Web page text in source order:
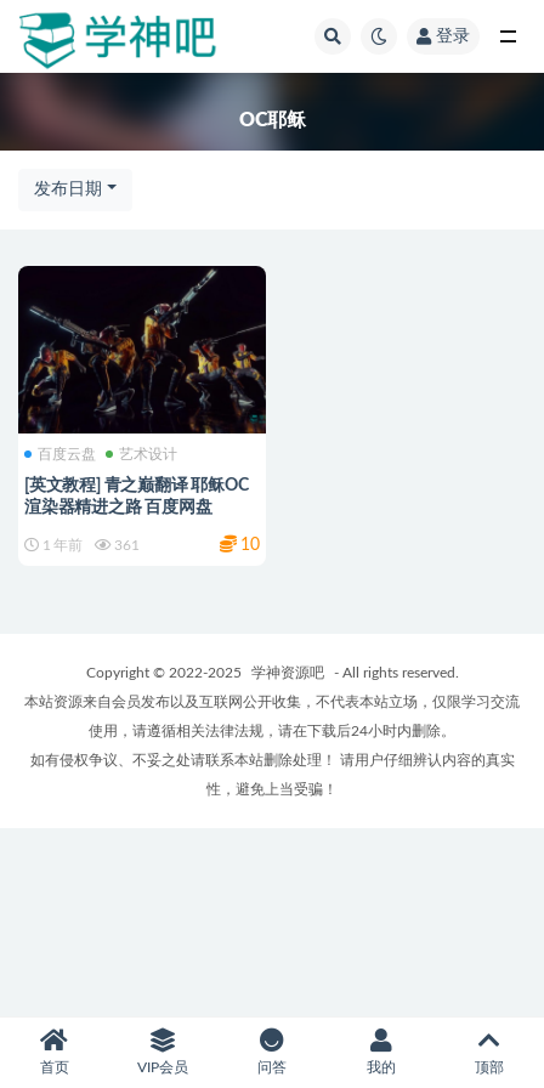
登录
OC耶稣
发布日期
百度云盘 艺术设计
[英文教程] 青之巅翻译 耶稣OC
渲染器精进之路 百度网盘
1 年前 361 10
Copyright © 2022-2025 学神资源吧
- All rights reserved.
本站资源来自会员发布以及互联网公开收集，不代表本站立场，仅限学习交流
使用，请遵循相关法律法规，请在下载后24小时内删除。
如有侵权争议、不妥之处请联系本站删除处理！ 请用户仔细辨认内容的真实
性，避免上当受骗！
首页 VIP会员 问答 我的 顶部